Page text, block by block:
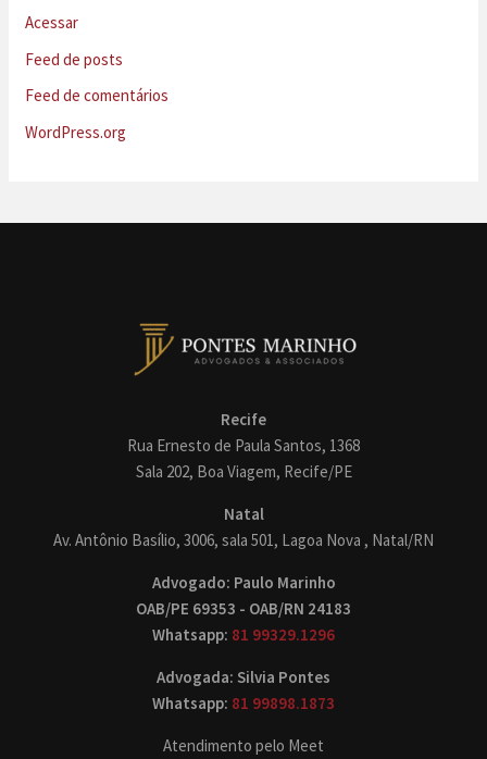
Acessar
Feed de posts
Feed de comentários
WordPress.org
Recife
Rua Ernesto de Paula Santos, 1368
Sala 202, Boa Viagem, Recife/PE
Natal
Av. Antônio Basílio, 3006, sala 501, Lagoa Nova , Natal/RN
Advogado: Paulo Marinho
OAB/PE 69353 - OAB/RN 24183
Whatsapp: 81 99329.1296
Advogada: Silvia Pontes
Whatsapp: 81 99898.1873
Atendimento pelo Meet